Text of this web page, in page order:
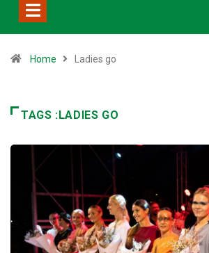
Home Ladies go
TAGS :LADIES GO